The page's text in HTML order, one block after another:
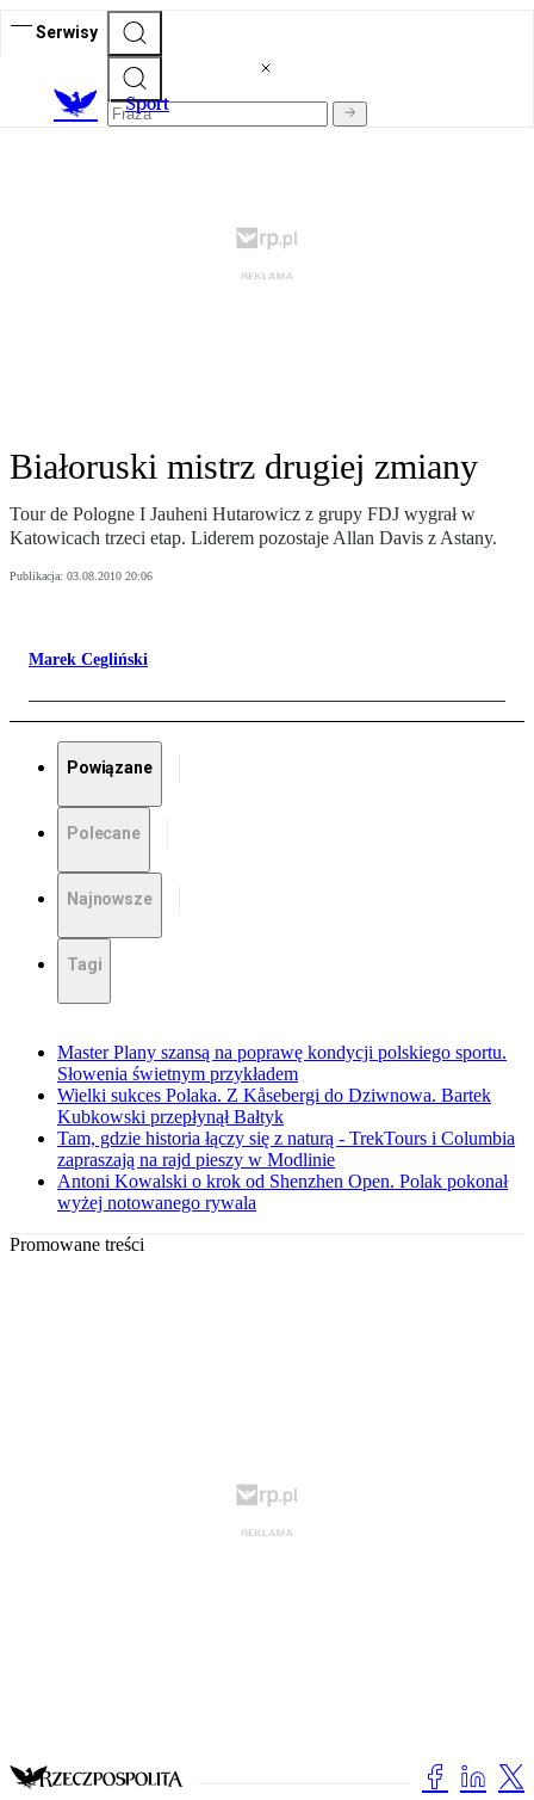
Serwisy
Sport
Białoruski mistrz drugiej zmiany
Tour de Pologne I Jauheni Hutarowicz z grupy FDJ wygrał w
Katowicach trzeci etap. Liderem pozostaje Allan Davis z Astany.
Publikacja: 03.08.2010 20:06
Marek Cegliński
Powiązane
Polecane
Najnowsze
Tagi
Master Plany szansą na poprawę kondycji polskiego sportu.
Słowenia świetnym przykładem
Wielki sukces Polaka. Z Kåsebergi do Dziwnowa. Bartek
Kubkowski przepłynął Bałtyk
Tam, gdzie historia łączy się z naturą - TrekTours i Columbia
zapraszają na rajd pieszy w Modlinie
Antoni Kowalski o krok od Shenzhen Open. Polak pokonał
wyżej notowanego rywala
Promowane treści